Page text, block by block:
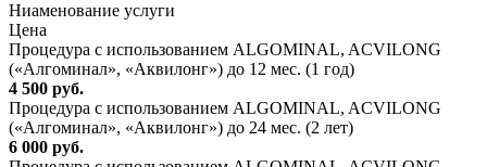
Ниaменование услуги
Цена
Процедура с использованием ALGOMINAL, ACVILONG
(«Алгоминал», «Аквилонг») до 12 мес. (1 год)
4 500 руб.
Процедура с использованием ALGOMINAL, ACVILONG
(«Алгоминал», «Аквилонг») до 24 мес. (2 лет)
6 000 руб.